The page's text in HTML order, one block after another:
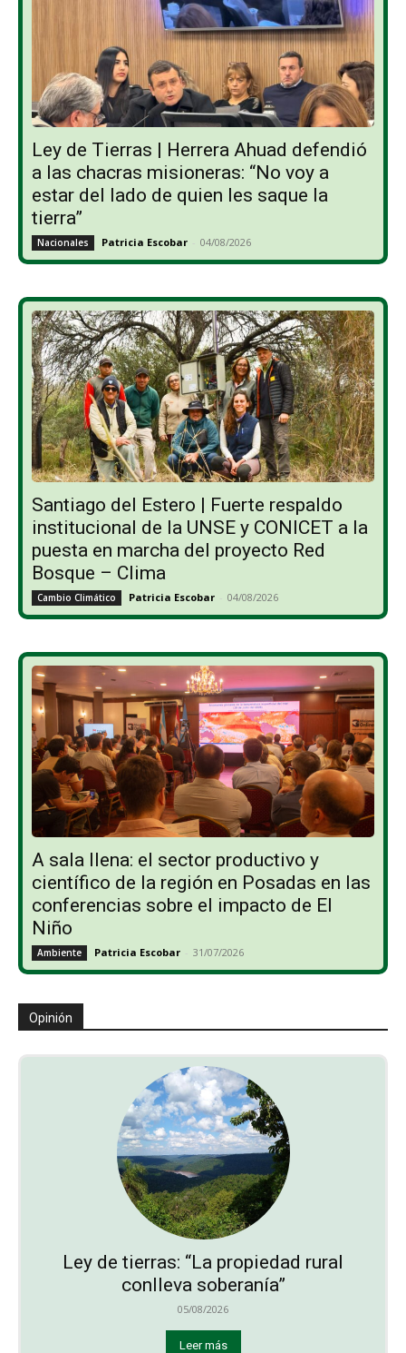
Ley de Tierras | Herrera Ahuad defendió
a las chacras misioneras: “No voy a
estar del lado de quien les saque la
tierra”
Nacionales Patricia Escobar - 04/08/2026
Santiago del Estero | Fuerte respaldo
institucional de la UNSE y CONICET a la
puesta en marcha del proyecto Red
Bosque – Clima
Cambio Climático Patricia Escobar - 04/08/2026
A sala llena: el sector productivo y
científico de la región en Posadas en las
conferencias sobre el impacto de El
Niño
Ambiente Patricia Escobar - 31/07/2026
Opinión
Ley de tierras: “La propiedad rural
conlleva soberanía”
05/08/2026
Leer más